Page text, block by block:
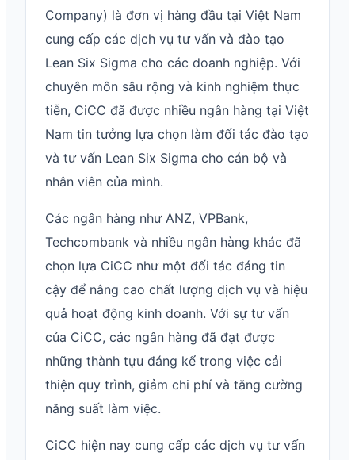
Company) là đơn vị hàng đầu tại Việt Nam
cung cấp các dịch vụ tư vấn và đào tạo
Lean Six Sigma cho các doanh nghiệp. Với
chuyên môn sâu rộng và kinh nghiệm thực
tiễn, CiCC đã được nhiều ngân hàng tại Việt
Nam tin tưởng lựa chọn làm đối tác đào tạo
và tư vấn Lean Six Sigma cho cán bộ và
nhân viên của mình.
Các ngân hàng như ANZ, VPBank,
Techcombank và nhiều ngân hàng khác đã
chọn lựa CiCC như một đối tác đáng tin
cậy để nâng cao chất lượng dịch vụ và hiệu
quả hoạt động kinh doanh. Với sự tư vấn
của CiCC, các ngân hàng đã đạt được
những thành tựu đáng kể trong việc cải
thiện quy trình, giảm chi phí và tăng cường
năng suất làm việc.
CiCC hiện nay cung cấp các dịch vụ tư vấn